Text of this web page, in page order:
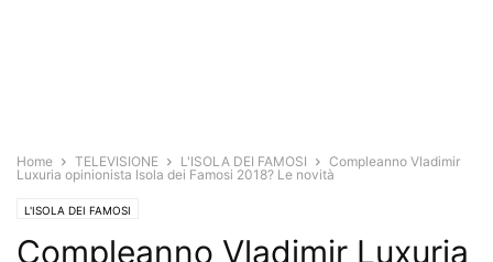
Home TELEVISIONE L'ISOLA DEI FAMOSI
Compleanno Vladimir
Luxuria opinionista Isola dei Famosi 2018? Le novità
L'ISOLA DEI FAMOSI
Compleanno Vladimir Luxuria